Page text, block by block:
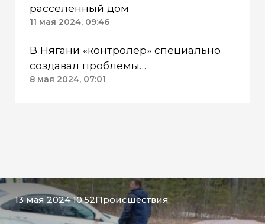
расселенный дом
11 мая 2024, 09:46
В Нягани «контролер» специально
создавал проблемы
предпринимателю ради взятки
8 мая 2024, 07:01
13 мая 2024 10:52Происшествия